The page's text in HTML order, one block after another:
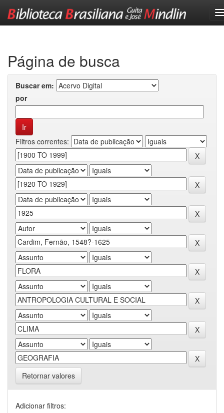
Página de busca
Buscar em:
por
Filtros correntes:
Retornar valores
Adicionar filtros: